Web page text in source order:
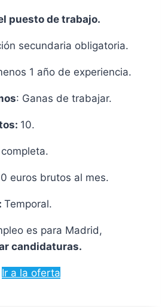
puesto de trabajo.
secundaria obligatoria.
1 año de experiencia.
: Ganas de trabajar.
10.
euros brutos al mes.
Temporal.
es para Madrid,
candidaturas.
Ir a la oferta